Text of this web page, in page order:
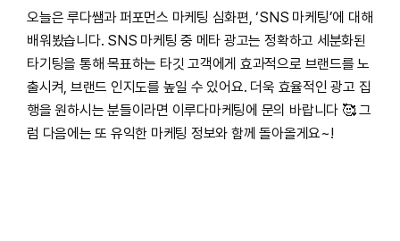
오늘은 루다쌤과 퍼포먼스 마케팅 심화편, ‘SNS 마케팅’에 대해
배워봤습니다. SNS 마케팅 중 메타 광고는 정확하고 세분화된
타기팅을 통해 목표하는 타깃 고객에게 효과적으로 브랜드를 노
출시켜, 브랜드 인지도를 높일 수 있어요. 더욱 효율적인 광고 집
행을 원하시는 분들이라면 이루다마케팅에 문의 바랍니다 🥰 그
럼 다음에는 또 유익한 마케팅 정보와 함께 돌아올게요~!